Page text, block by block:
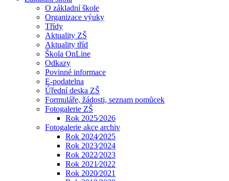
O základní škole
Organizace výuky
Třídy
Aktuality ZŠ
Aktuality tříd
Škola OnLine
Odkazy
Povinné informace
E-podatelna
Úřední deska ZŠ
Formuláře, žádosti, seznam pomůcek
Fotogalerie ZŠ
Rok 2025⁄2026
Fotogalerie akce archiv
Rok 2024⁄2025
Rok 2023⁄2024
Rok 2022⁄2023
Rok 2021⁄2022
Rok 2020⁄2021